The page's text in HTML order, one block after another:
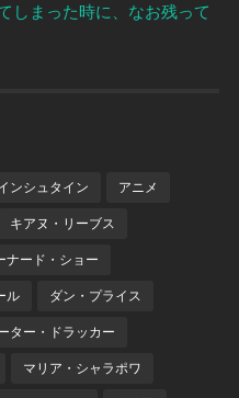
しまった時に、なお残って
ンシュタイン アニメ
キアヌ・リーブス
ナード・ショー
ル ダン・プライス
ター・ドラッカー
マリア・シャラポワ